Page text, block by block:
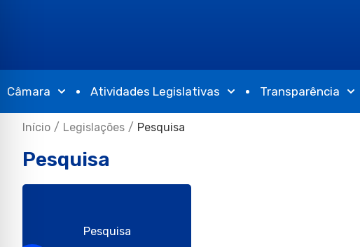
Câmara Atividades Legislativas Transparência
Início / Legislações / Pesquisa
Pesquisa
Pesquisa